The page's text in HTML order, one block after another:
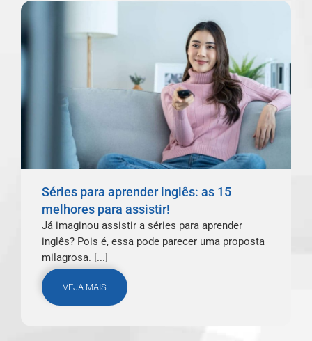
Séries para aprender inglês: as 15
melhores para assistir!
Já imaginou assistir a séries para aprender
inglês? Pois é, essa pode parecer uma proposta
milagrosa. [...]
VEJA MAIS